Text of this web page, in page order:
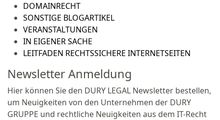
DOMAINRECHT
SONSTIGE BLOGARTIKEL
VERANSTALTUNGEN
IN EIGENER SACHE
LEITFADEN RECHTSSICHERE INTERNETSEITEN
Newsletter Anmeldung
Hier können Sie den DURY LEGAL Newsletter bestellen,
um Neuigkeiten von den Unternehmen der DURY
GRUPPE und rechtliche Neuigkeiten aus dem IT-Recht